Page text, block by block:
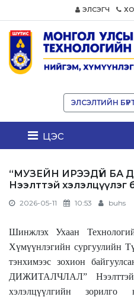
ЭЛСЭГЧ
ЭЛСЭЛТИЙН
цэс
“МУЗЕЙН ИРЭЭДҮЙ БА
Нээлттэй хэлэлцүүлэг
2026-05-11 10:53 buhs
Шинжлэх Ухаан
Хүмүүнлэгийн сургуулийн
тэнхимээс зохион
ДИЖИТАЛЧЛАЛ” Нээлттэй
хэлэлцүүлгийн